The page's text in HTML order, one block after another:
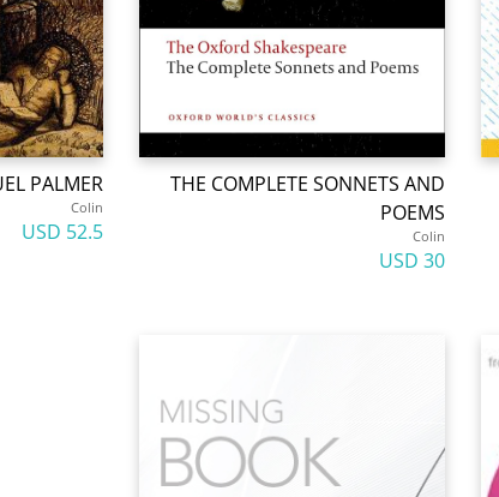
THE COMPLETE SONNETS AND
POEMS
Colin
30 USD
PALMER
Colin
52.5 USD